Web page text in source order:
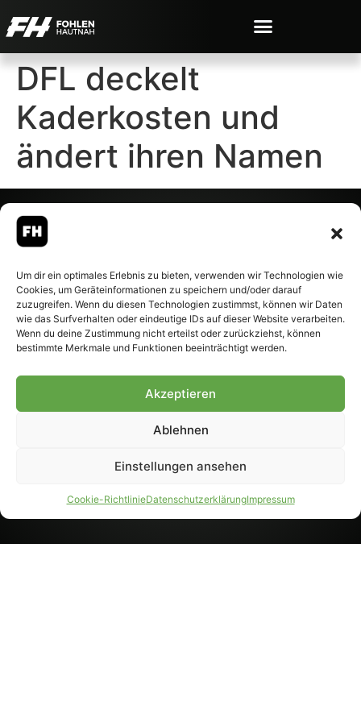
Um dir ein optimales Erlebnis zu bieten, verwenden wir Technologien wie
Cookies, um Geräteinformationen zu speichern und/oder darauf
zuzugreifen. Wenn du diesen Technologien zustimmst, können wir Daten
wie das Surfverhalten oder eindeutige IDs auf dieser Website verarbeiten.
Wenn du deine Zustimmung nicht erteilst oder zurückziehst, können
bestimmte Merkmale und Funktionen beeinträchtigt werden.
Akzeptieren
Ablehnen
Einstellungen ansehen
Cookie-RichtlinieDatenschutzerklärungImpressum
DFL deckelt
Kaderkosten und
ändert ihren Namen
– Alle rechte vorbehalten.
Fohlen-Hautnah.de ist ein
offiziell eingetragenes Magazin
bei der Deutschen
Nationalbibliothek (ISSN 1868-
Weiterverarbeitung, auch
Genehmigung.
PARTNER WERDEN
AGB